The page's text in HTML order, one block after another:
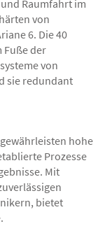
Raumfahrt im
von
6. Die 40
Fuße der
von
sie redundant
hohe
Prozesse
Mit
bietet